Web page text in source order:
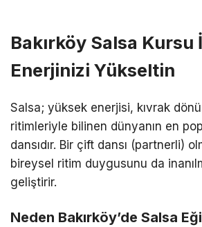
Bakırköy Salsa Kursu
Enerjinizi Yükseltin
Salsa; yüksek enerjisi, kıvrak
ritimleriyle bilinen dünyanın en
dansıdır. Bir çift dansı (partnerli)
bireysel ritim duygusunu da
geliştirir.
Neden Bakırköy’de Salsa